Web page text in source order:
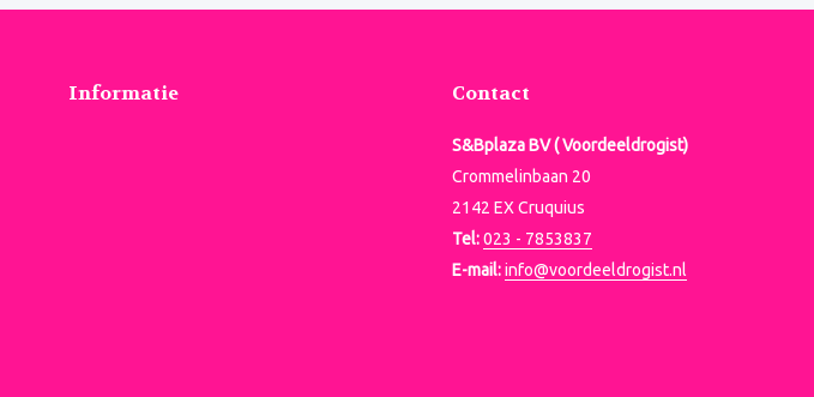
Informatie Contact
S&Bplaza BV ( Voordeeldrogist)
Crommelinbaan 20
2142 EX Cruquius
Tel:023 - 7853837
E-mail:info@voordeeldrogist.nl